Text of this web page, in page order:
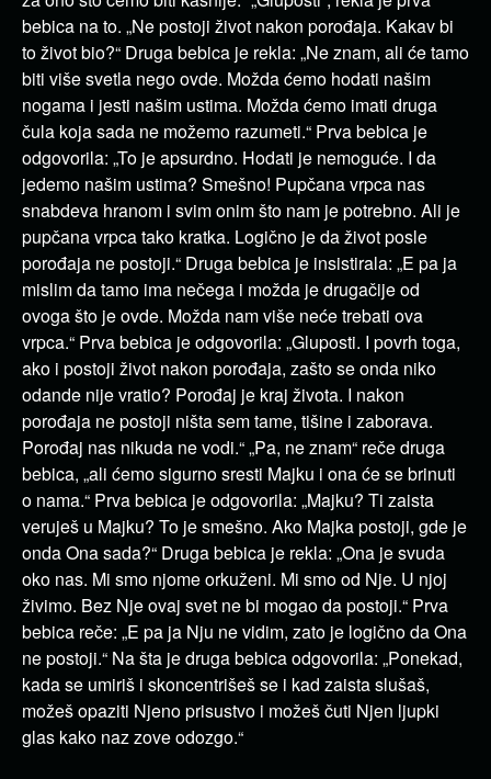
bebica na to. „Ne postoji život nakon porođaja. Kakav bi
to život bio?“ Druga bebica je rekla: „Ne znam, ali će tamo
biti više svetla nego ovde. Možda ćemo hodati našim
nogama i jesti našim ustima. Možda ćemo imati druga
čula koja sada ne možemo razumeti.“ Prva bebica je
odgovorila: „To je apsurdno. Hodati je nemoguće. I da
jedemo našim ustima? Smešno! Pupčana vrpca nas
snabdeva hranom i svim onim što nam je potrebno. Ali je
pupčana vrpca tako kratka. Logično je da život posle
porođaja ne postoji.“ Druga bebica je insistirala: „E pa ja
mislim da tamo ima nečega i možda je drugačije od
ovoga što je ovde. Možda nam više neće trebati ova
vrpca.“ Prva bebica je odgovorila: „Gluposti. I povrh toga,
ako i postoji život nakon porođaja, zašto se onda niko
odande nije vratio? Porođaj je kraj života. I nakon
porođaja ne postoji ništa sem tame, tišine i zaborava.
Porođaj nas nikuda ne vodi.“ „Pa, ne znam“ reče druga
bebica, „ali ćemo sigurno sresti Majku i ona će se brinuti
o nama.“ Prva bebica je odgovorila: „Majku? Ti zaista
veruješ u Majku? To je smešno. Ako Majka postoji, gde je
onda Ona sada?“ Druga bebica je rekla: „Ona je svuda
oko nas. Mi smo njome orkuženi. Mi smo od Nje. U njoj
živimo. Bez Nje ovaj svet ne bi mogao da postoji.“ Prva
bebica reče: „E pa ja Nju ne vidim, zato je logično da Ona
ne postoji.“ Na šta je druga bebica odgovorila: „Ponekad,
kada se umiriš i skoncentrišeš se i kad zaista slušaš,
možeš opaziti Njeno prisustvo i možeš čuti Njen ljupki
glas kako naz zove odozgo.“